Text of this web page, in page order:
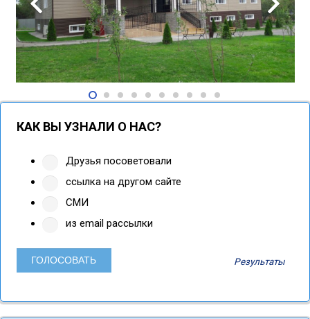
КАК ВЫ УЗНАЛИ О НАС?
Друзья посоветовали
ссылка на другом сайте
СМИ
из email рассылки
Результаты